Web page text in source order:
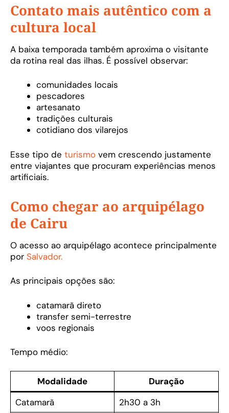
Contato mais autêntico com a
cultura local
A baixa temporada também aproxima o visitante
da rotina real das ilhas. É possível observar:
comunidades locais
pescadores
artesanato
tradições culturais
cotidiano dos vilarejos
Esse tipo de turismo vem crescendo justamente
entre viajantes que procuram experiências menos
artificiais.
Como chegar ao arquipélago
de Cairu
O acesso ao arquipélago acontece principalmente
por Salvador.
As principais opções são:
catamarã direto
transfer semi-terrestre
voos regionais
Tempo médio:
Modalidade
Duração
Catamarã
2h30 a 3h